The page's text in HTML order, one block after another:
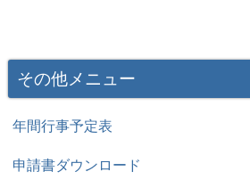
その他メニュー
年間行事予定表
申請書ダウンロード